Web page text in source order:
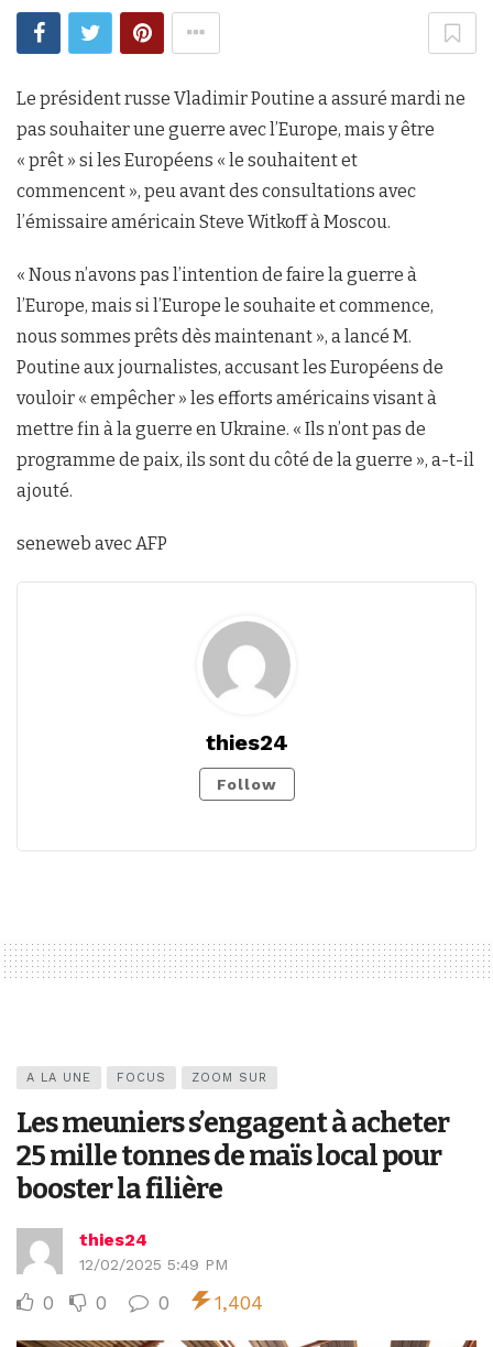
Le président russe Vladimir Poutine a assuré mardi ne
pas souhaiter une guerre avec l’Europe, mais y être
« prêt » si les Européens « le souhaitent et
commencent », peu avant des consultations avec
l’émissaire américain Steve Witkoff à Moscou.
« Nous n’avons pas l’intention de faire la guerre à
l’Europe, mais si l’Europe le souhaite et commence,
nous sommes prêts dès maintenant », a lancé M.
Poutine aux journalistes, accusant les Européens de
vouloir « empêcher » les efforts américains visant à
mettre fin à la guerre en Ukraine. « Ils n’ont pas de
programme de paix, ils sont du côté de la guerre », a-t-il
ajouté.
seneweb avec AFP
thies24
Follow
A LA UNE FOCUS ZOOM SUR
Les meuniers s’engagent à acheter
25 mille tonnes de maïs local pour
booster la filière
thies24
12/02/2025 5:49 PM
0 0 0 1,404